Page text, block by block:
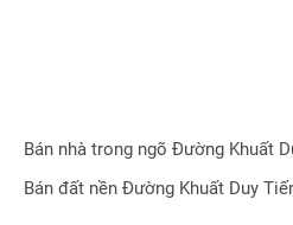
Bán nhà trong ngõ Đường Khuất
Bán đất nền Đường Khuất Duy